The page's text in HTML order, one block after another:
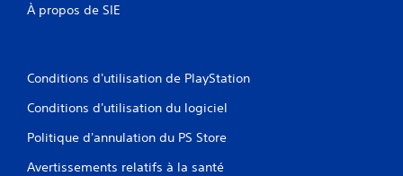
À propos de SIE
Conditions d'utilisation de PlayStation
Conditions d'utilisation du logiciel
Politique d'annulation du PS Store
Avertissements relatifs à la santé